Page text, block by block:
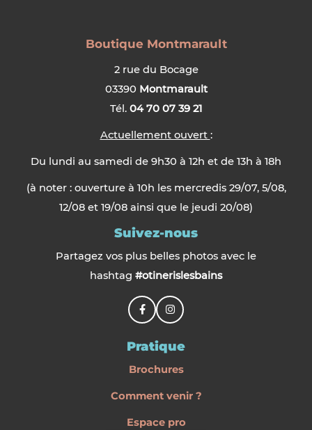
Boutique Montmarault
2 rue du Bocage
03390 Montmarault
Tél. 04 70 07 39 21
Actuellement ouvert :
Du lundi au samedi de 9h30 à 12h et de 13h à 18h
(à noter : ouverture à 10h les mercredis 29/07, 5/08,
12/08 et 19/08 ainsi que le jeudi 20/08)
Suivez-nous
Partagez vos plus belles photos avec le
hashtag #otinerislesbains
Pratique
Brochures
Comment venir ?
Espace pro